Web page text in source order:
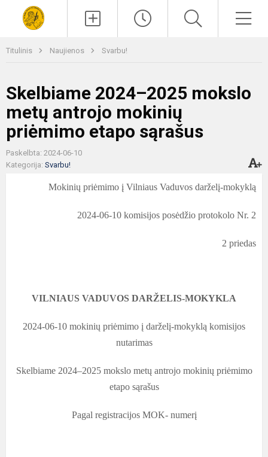
Titulinis Naujienos Svarbu!
Skelbiame 2024–2025 mokslo
metų antrojo mokinių
priėmimo etapo sąrašus
Paskelbta: 2024-06-10
Kategorija: Svarbu!
Mokinių priėmimo į Vilniaus Vaduvos darželį-mokyklą
2024-06-10 komisijos posėdžio protokolo Nr. 2
2 priedas
VILNIAUS VADUVOS DARŽELIS-MOKYKLA
2024-06-10 mokinių priėmimo į darželį-mokyklą komisijos
nutarimas
Skelbiame 2024–2025 mokslo metų antrojo mokinių priėmimo
etapo sąrašus
Pagal registracijos MOK- numerį